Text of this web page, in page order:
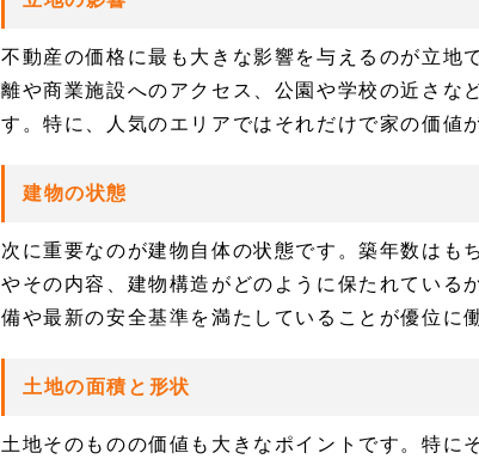
不動産の価格に最も大きな影響を与えるのが立地
離や商業施設へのアクセス、公園や学校の近さな
す。特に、人気のエリアではそれだけで家の価値
建物の状態
次に重要なのが建物自体の状態です。築年数はも
やその内容、建物構造がどのように保たれている
備や最新の安全基準を満たしていることが優位に
土地の面積と形状
土地そのものの価値も大きなポイントです。特に